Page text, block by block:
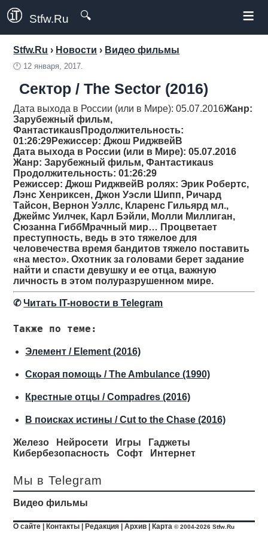
Stfw.Ru 🔍 ≡
Stfw.Ru › Новости › Видео фильмы
🕛 12 января, 2017.
Сектор / The Sector (2016)
Дата выхода в России (или в Мире): 05.07.2016Жанр:
Зарубежный фильм,
ФантастикаusПродолжительность:
01:26:29Режиссер: Джош РиджвейВ
Дата выхода в России (или в Мире): 05.07.2016
Жанр: Зарубежный фильм, Фантастикаus
Продолжительность: 01:26:29
Режиссер: Джош РиджвейВ ролях: Эрик Робертс,
Лэнс Хенриксен, Джон Уэсли Шипп, Ричард
Тайсон, Вернон Уэллс, Кларенс Гильярд мл.,
Джеймс Уилчек, Карл Бэйли, Молли Миллиган,
Сюзанна ГиббМрачный мир… Процветает
преступность, ведь в это тяжелое для
человечества время бандитов тяжело поставить
«на место». Охотник за головами берет задание
найти и спасти девушку и ее отца, важную
личность в этом полуразрушенном мире.
✆Читать IT-новости в Telegram
Также по теме:
Элемент / Element (2016)
Скорая помощь / The Ambulance (1990)
Крестные отцы / Compadres (2016)
В поисках истины / Cut to the Chase (2016)
Железо Нейросети Игры
Гаджеты
Кибербезопасность
Софт Интернет
Мы в Telegram
Видео фильмы
О сайте Контакты Редакция |Архив Карта © 2004-2026 Stfw.Ru